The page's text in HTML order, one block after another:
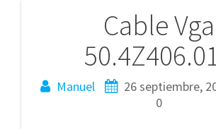
Cable Vga
Manuel
26 septiembre,
0
Navegación
entradas